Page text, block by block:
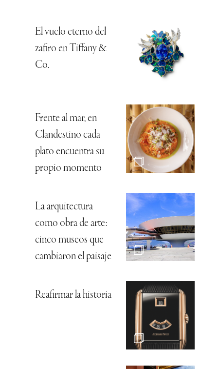
El vuelo eterno del
zafiro en Tiffany &
Co.
Frente al mar, en
Clandestino cada
plato encuentra su
propio momento
La arquitectura
como obra de arte:
cinco museos que
cambiaron el paisaje
Reafirmar la historia